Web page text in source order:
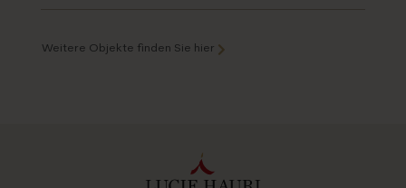
Weitere Objekte finden Sie hier